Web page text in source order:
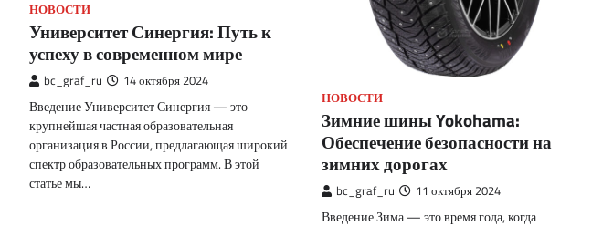
НОВОСТИ
Университет Синергия: Путь к
успеху в современном мире
bc_graf_ru 14 октября 2024
Введение Университет Синергия — это
крупнейшая частная образовательная
организация в России, предлагающая широкий
спектр образовательных программ. В этой
статье мы…
НОВОСТИ
Зимние шины Yokohama:
Обеспечение безопасности на
зимних дорогах
bc_graf_ru 11 октября 2024
Введение Зима — это время года, когда